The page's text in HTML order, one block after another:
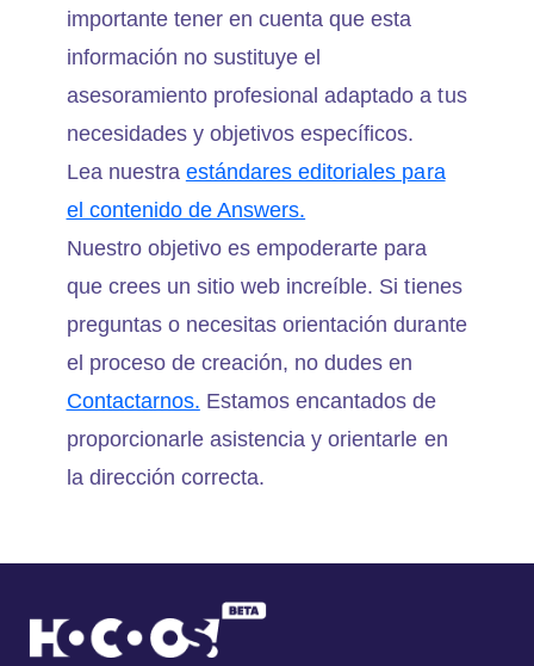
importante tener en cuenta que esta
información no sustituye el
asesoramiento profesional adaptado a tus
necesidades y objetivos específicos.
Lea nuestra estándares editoriales para
el contenido de Answers.
Nuestro objetivo es empoderarte para
que crees un sitio web increíble. Si tienes
preguntas o necesitas orientación durante
el proceso de creación, no dudes en
Contactarnos. Estamos encantados de
proporcionarle asistencia y orientarle en
la dirección correcta.